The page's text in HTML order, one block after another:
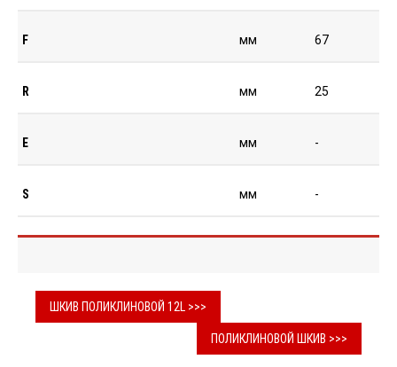
F мм 67
R мм 25
E мм -
S мм -
ШКИВ ПОЛИКЛИНОВОЙ 12L >>>
ПОЛИКЛИНОВОЙ ШКИВ >>>